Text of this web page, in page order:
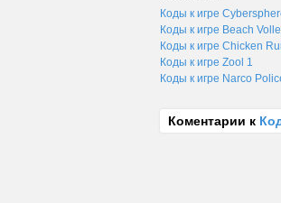
Коды к игре
Коды к игре Beach
Коды к игре Chicken
Коды к игре Zool 1
Коды к игре Narco
Коментарии к